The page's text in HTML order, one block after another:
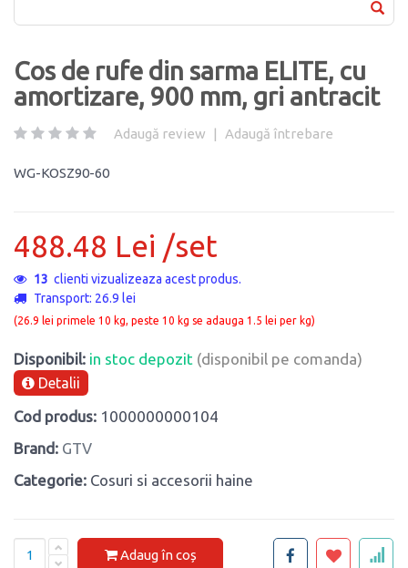
Cos de rufe din sarma ELITE, cu
amortizare, 900 mm, gri antracit
Adaugă review | Adaugă întrebare
WG-KOSZ90-60
488.48 Lei /set
13 clienti vizualizeaza acest produs.
Transport: 26.9 lei
(26.9 lei primele 10 kg, peste 10 kg se adauga 1.5 lei per kg)
Disponibil: in stoc depozit (disponibil pe comanda)
Detalii
Cod produs: 1000000000104
Brand: GTV
Categorie: Cosuri si accesorii haine
Adaug în coș